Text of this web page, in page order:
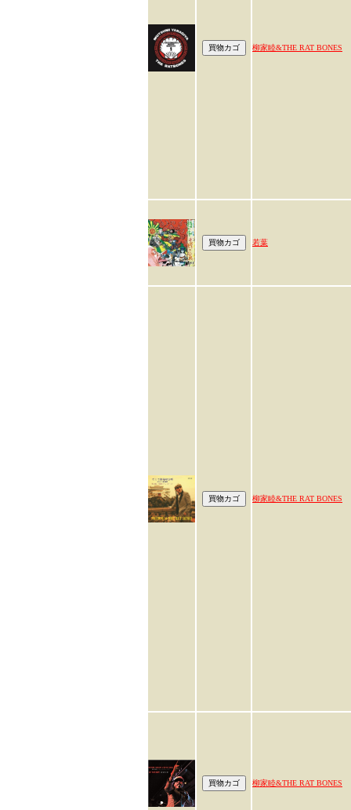
柳家睦&THE RAT BONES
若葉
柳家睦&THE RAT BONES
柳家睦&THE RAT BONES